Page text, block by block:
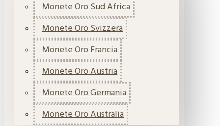
Monete Oro Sud Africa
Monete Oro Svizzera
Monete Oro Francia
Monete Oro Austria
Monete Oro Germania
Monete Oro Australia